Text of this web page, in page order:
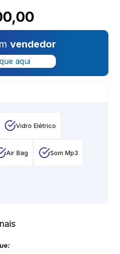
vendedor
aqui
Vidro Elétrico
Air Bag Som Mp3